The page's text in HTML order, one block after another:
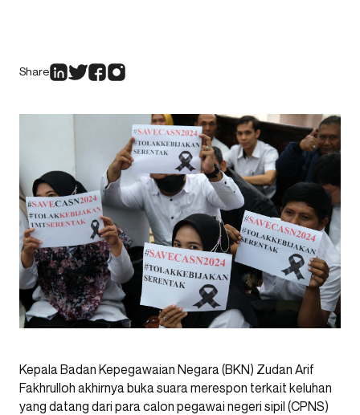
Share
Kepala Badan Kepegawaian Negara (BKN) Zudan Arif
Fakhrulloh akhirnya buka suara merespon terkait keluhan
yang datang dari para calon pegawai negeri sipil (CPNS)